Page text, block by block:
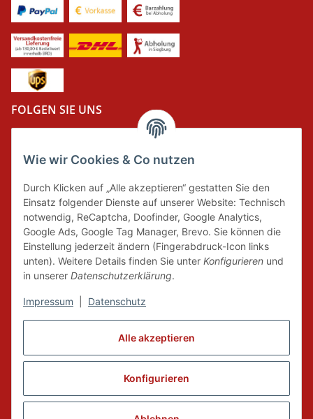
Alle akzeptieren
Konfigurieren
Wie wir Cookies & Co nutzen
Durch Klicken auf „Alle akzeptieren“ gestatten Sie den
Einsatz folgender Dienste auf unserer Website: Technisch
notwendig, ReCaptcha, Doofinder, Google Analytics,
Google Ads, Google Tag Manager, Brevo. Sie können die
Einstellung jederzeit ändern (Fingerabdruck-Icon links
unten). Weitere Details finden Sie unter Konfigurieren und
in unserer Datenschutzerklärung.
Impressum Datenschutz
FOLGEN SIE UNS
Wir tragen Verantwortung und erfüllen unsere
Pflichten zur Systembeteiligung nach dem
Verpackungsgesetz.
FAIRCOMMERCE
Wir sind seit 04.12.2015 Mitglied der Initiative
Vertrag widerrufen